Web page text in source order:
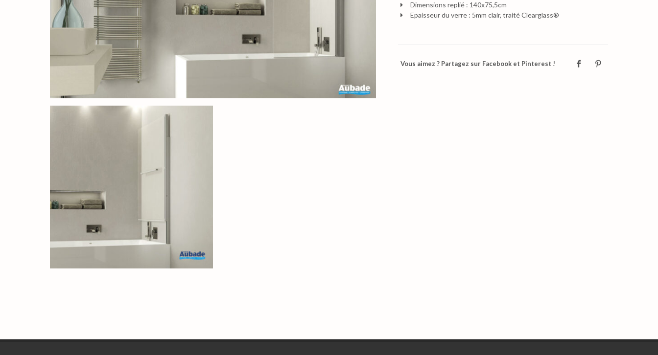
Dimensions replié : 140x75,5cm
Epaisseur du verre : 5mm clair, traité Clearglass®
Vous aimez ? Partagez sur Facebook et Pinterest !